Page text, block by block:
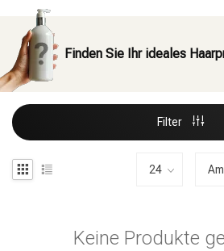
Finden Sie Ihr ideales
Filter
Keine Produkte